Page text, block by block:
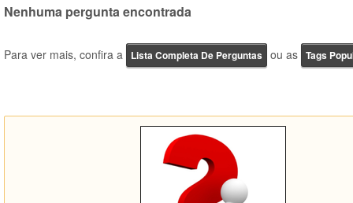
Nenhuma pergunta encontrada
Para ver mais, confira a Lista Completa De Perguntas ou as Tags